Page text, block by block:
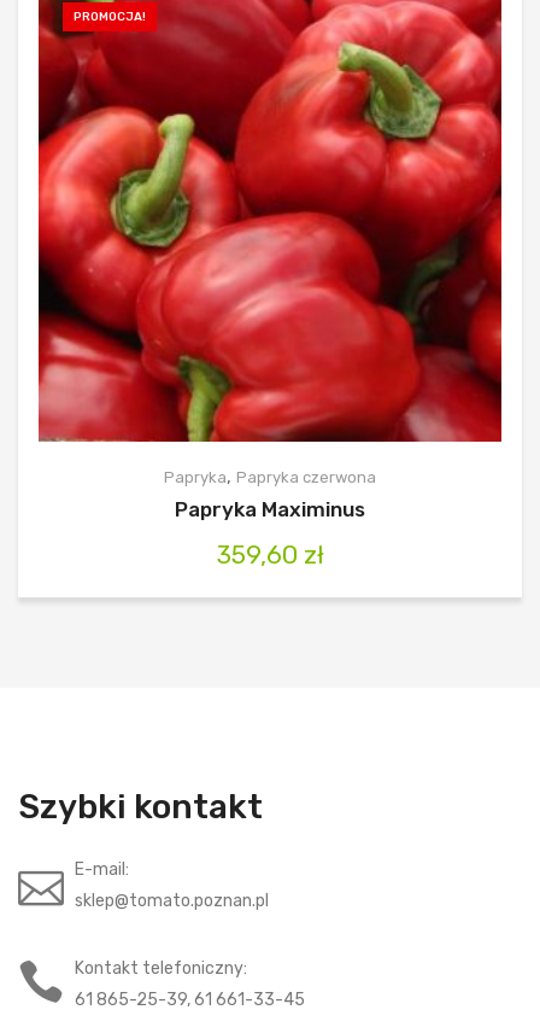
PROMOCJA!
Papryka, Papryka czerwona
Papryka Maximinus
359,60 zł
Szybki kontakt
E-mail:
sklep@tomato.poznan.pl
Kontakt telefoniczny:
61 865-25-39, 61 661-33-45